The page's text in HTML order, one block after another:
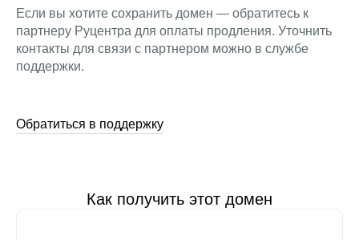
Если вы хотите сохранить домен — обратитесь к
партнеру Руцентра для оплаты продления. Уточнить
контакты для связи с партнером можно в службе
поддержки.
Обратиться в поддержку
Как получить этот домен